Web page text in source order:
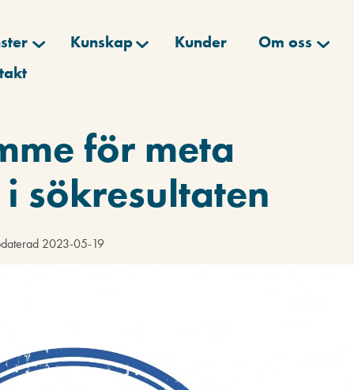
Kunskap Kunder
Om oss
för meta
sökresultaten
2023-05-19